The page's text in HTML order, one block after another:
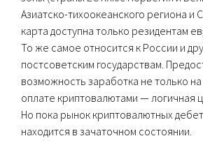
Азиатско-тихоокеанского региона и
карта доступна только резидентам
То же самое относится к России и
постсоветским государствам.
возможность заработка не только на
оплате криптовалютами — логичная
Но пока рынок криптовалютных
находится в зачаточном состоянии.